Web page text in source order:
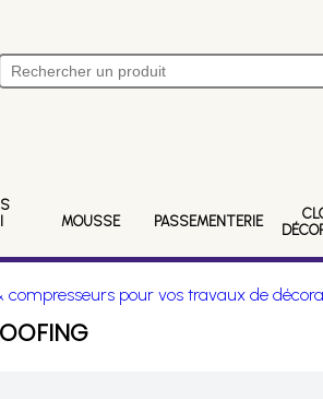
MOUSSE PASSEMENTERIE
compresseurs pour vos travaux de